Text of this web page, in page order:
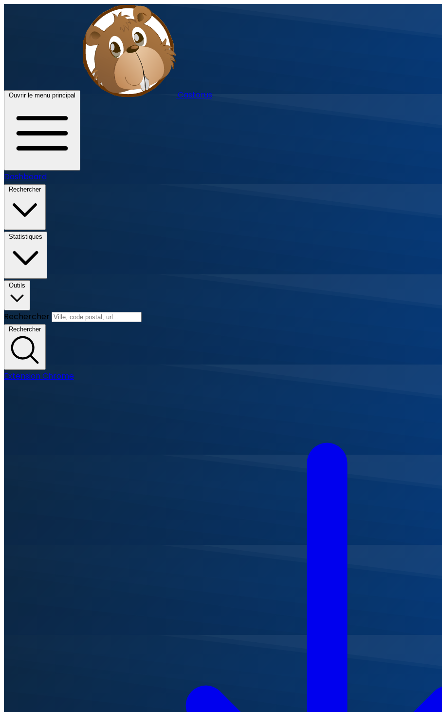
Ouvrir le menu principal Castorus
Dashboard
Rechercher
Statistiques
Outils
Rechercher
Rechercher
Extension Chrome